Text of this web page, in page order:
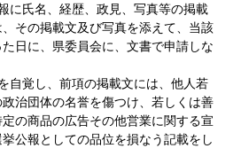
氏名、経歴、政見、写真等の掲載
その掲載文及び写真を添えて、当該
日に、県委員会に、文書で申請しな
覚し、前項の掲載文には、他人若
治団体の名誉を傷つけ、若しくは善
の商品の広告その他営業に関する宣
公報としての品位を損なう記載をし